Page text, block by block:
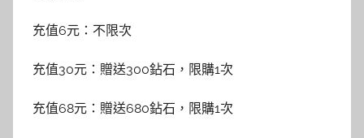
充值6元：不限次
充值30元：贈送300鉆石，限購1次
充值68元：贈送680鉆石，限購1次